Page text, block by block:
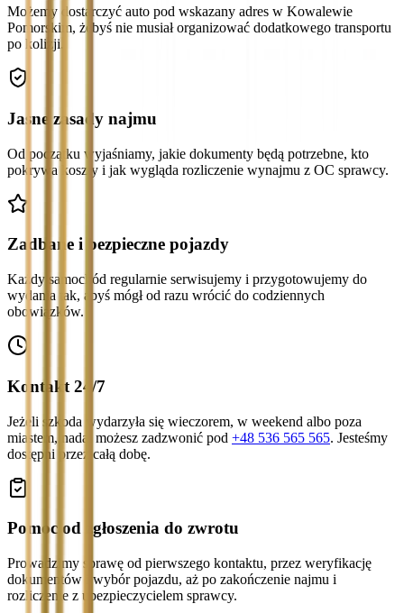
Możemy dostarczyć auto pod wskazany adres w Kowalewie
Pomorskim, żebyś nie musiał organizować dodatkowego transportu
po kolizji.
Jasne zasady najmu
Od początku wyjaśniamy, jakie dokumenty będą potrzebne, kto
pokrywa koszty i jak wygląda rozliczenie wynajmu z OC sprawcy.
Zadbane i bezpieczne pojazdy
Każdy samochód regularnie serwisujemy i przygotowujemy do
wydania tak, abyś mógł od razu wrócić do codziennych
obowiązków.
Kontakt 24/7
Jeżeli szkoda wydarzyła się wieczorem, w weekend albo poza
miastem, nadal możesz zadzwonić pod +48 536 565 565. Jesteśmy
dostępni przez całą dobę.
Pomoc od zgłoszenia do zwrotu
Prowadzimy sprawę od pierwszego kontaktu, przez weryfikację
dokumentów i wybór pojazdu, aż po zakończenie najmu i
rozliczenie z ubezpieczycielem sprawcy.